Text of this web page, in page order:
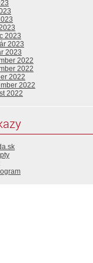
2023
2023
2023
2022
2022
2022
2022
2022